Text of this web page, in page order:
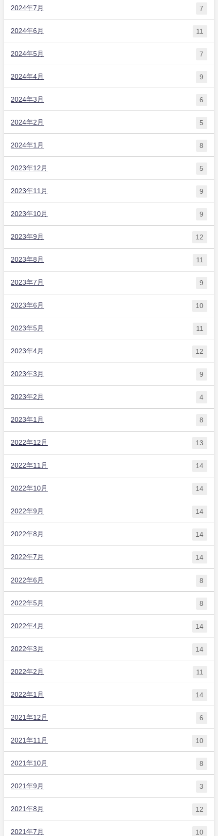
2024年7月 7
2024年6月 11
2024年5月 7
2024年4月 9
2024年3月 6
2024年2月 5
2024年1月 8
2023年12月 5
2023年11月 9
2023年10月 9
2023年9月 12
2023年8月 11
2023年7月 9
2023年6月 10
2023年5月 11
2023年4月 12
2023年3月 9
2023年2月 4
2023年1月 8
2022年12月 13
2022年11月 14
2022年10月 14
2022年9月 14
2022年8月 14
2022年7月 14
2022年6月 8
2022年5月 8
2022年4月 14
2022年3月 14
2022年2月 11
2022年1月 14
2021年12月 6
2021年11月 10
2021年10月 8
2021年9月 3
2021年8月 12
2021年7月 10